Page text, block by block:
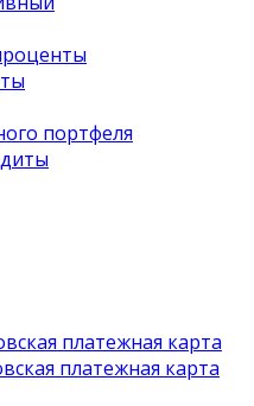
портфеля
платежная карта
платежная карта